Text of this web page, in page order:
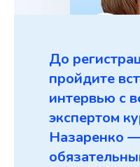
До
пройдите
интервью с
экспертом
Назаренко